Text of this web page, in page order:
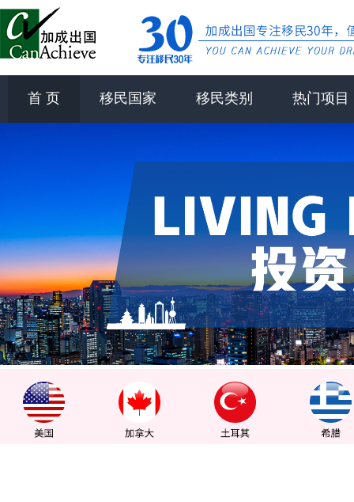
首 页 移民国家 移民类别 热门项目